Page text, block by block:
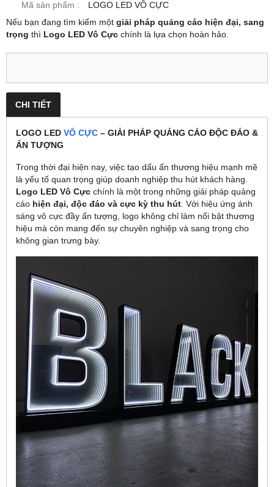
Mã sản phẩm :
LOGO LED VÔ CỰC
Nếu bạn đang tìm kiếm một giải pháp quảng cáo hiện đại, sang
trọng thì Logo LED Vô Cực chính là lựa chọn hoàn hảo.
CHI TIẾT
LOGO LED VÔ CỰC – GIẢI PHÁP QUẢNG CÁO ĐỘC ĐÁO &
ẤN TƯỢNG
Trong thời đại hiện nay, việc tạo dấu ấn thương hiệu mạnh mẽ
là yếu tố quan trọng giúp doanh nghiệp thu hút khách hàng.
Logo LED Vô Cực chính là một trong những giải pháp quảng
cáo hiện đại, độc đáo và cực kỳ thu hút . Với hiệu ứng ánh
sáng vô cực đầy ấn tượng, logo không chỉ làm nổi bật thương
hiệu mà còn mang đến sự chuyên nghiệp và sang trọng cho
không gian trưng bày.